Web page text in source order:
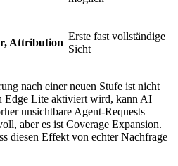
Attribution
Erste fast vollständige
Sicht
nach einer neuen Stufe ist nicht
Edge Lite aktiviert wird, kann AI
unsichtbare Agent-Requests
aber es ist Coverage Expansion.
diesen Effekt von echter Nachfrage